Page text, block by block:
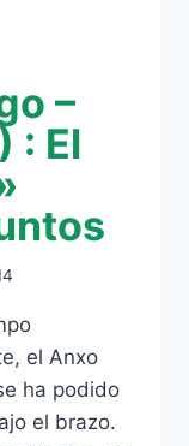
–
: El
el Anxo
ha podido
el brazo.